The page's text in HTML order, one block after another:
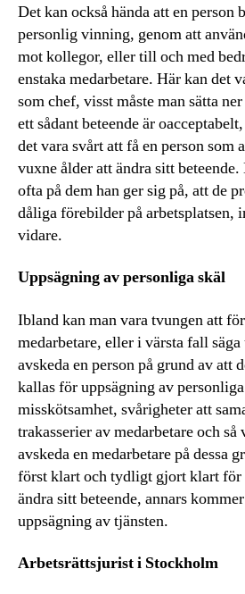
Det kan också hända att en person
personlig vinning, genom att
mot kollegor, eller till och med
enstaka medarbetare. Här kan det
som chef, visst måste man sätta
ett sådant beteende är
det vara svårt att få en person som
vuxne ålder att ändra sitt
ofta på dem han ger sig på, att de
dåliga förebilder på arbetsplatsen,
vidare.
Uppsägning av personliga skäl
Ibland kan man vara tvungen att
medarbetare, eller i värsta fall
avskeda en person på grund av att
kallas för uppsägning av
misskötsamhet, svårigheter att
trakasserier av medarbetare och
avskeda en medarbetare på dessa
först klart och tydligt gjort klart för
ändra sitt beteende, annars
uppsägning av tjänsten.
Arbetsrättsjurist i Stockholm